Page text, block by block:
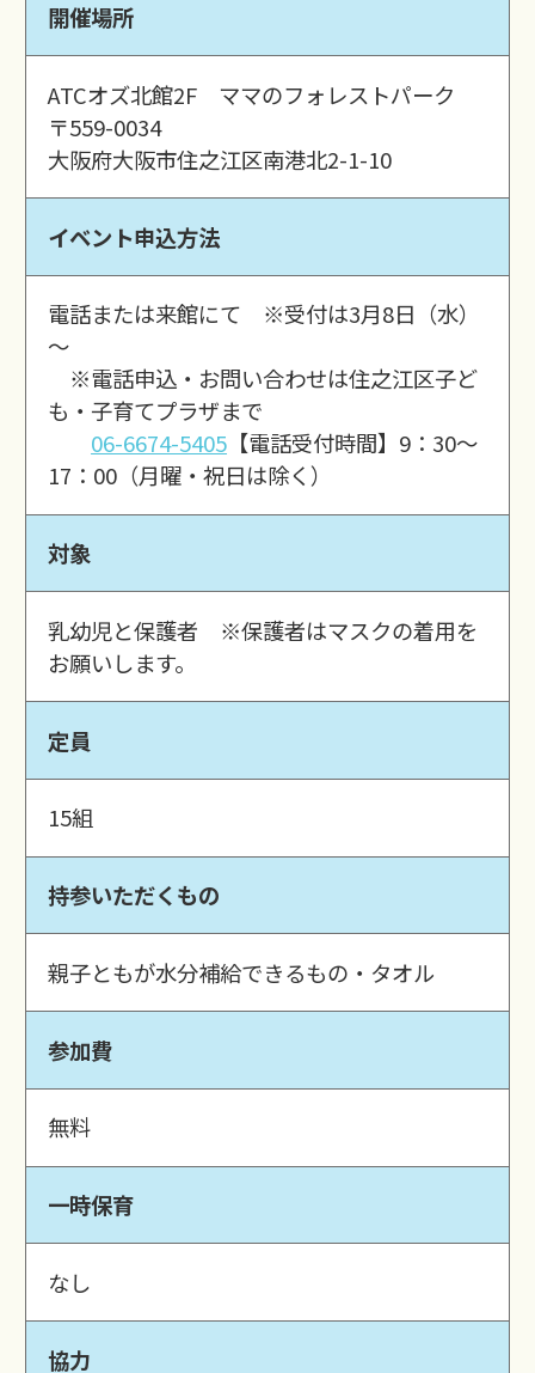
開催場所
ATCオズ北館2F ママのフォレストパーク
〒559-0034
大阪府大阪市住之江区南港北2-1-10
イベント申込方法
電話または来館にて ※受付は3月8日（水）
～
※電話申込・お問い合わせは住之江区子ど
も・子育てプラザまで
06-6674-5405 【電話受付時間】9：30～
17：00（月曜・祝日は除く）
対象
乳幼児と保護者 ※保護者はマスクの着用を
お願いします。
定員
15組
持参いただくもの
親子ともが水分補給できるもの・タオル
参加費
無料
一時保育
なし
協力